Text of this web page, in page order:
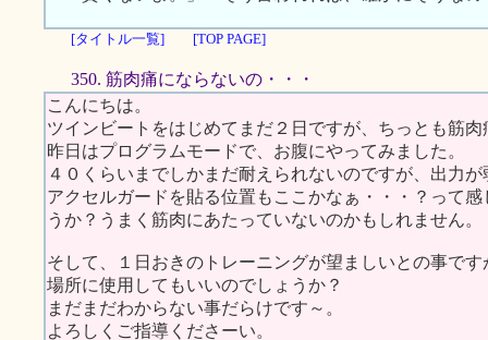
[タイトル一覧] [TOP PAGE]
350. 筋肉痛にならないの・・・
こんにちは。
ツインビートをはじめてまだ２日ですが、ちっとも筋
昨日はプログラムモードで、お腹にやってみました。
４０くらいまでしかまだ耐えられないのですが、出力
アクセルガードを貼る位置もここかなぁ・・・？って
うか？うまく筋肉にあたっていないのかもしれません。
そして、１日おきのトレーニングが望ましいとの事で
場所に使用してもいいのでしょうか？
まだまだわからない事だらけです～。
よろしくご指導くださーい。